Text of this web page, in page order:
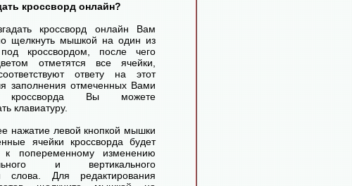
кроссворд онлайн?
кроссворд онлайн Вам
щелкнуть мышкой на один из
кроссвордом, после чего
отметятся все ячейки,
ответу на этот
заполнения отмеченных Вами
кроссворда Вы можете
клавиатуру.
нажатие левой кнопкой мышки
ячейки кроссворда будет
к попеременному изменению
и вертикального
слова. Для редактирования